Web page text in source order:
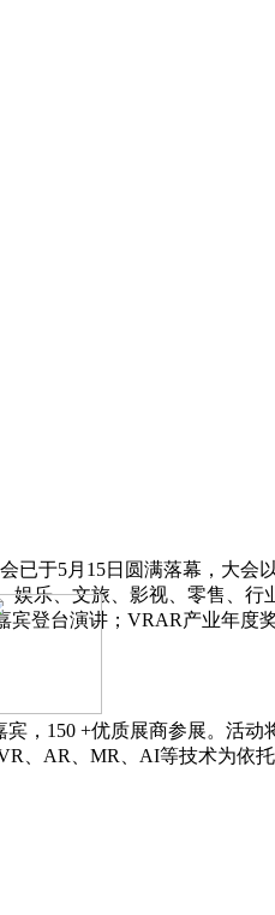
于5月15日圆满落幕，大会
乐、文旅、影视、零售、
登台演讲；VRAR产业年度
，150 +优质展商参展。活
、AR、MR、AI等技术为依